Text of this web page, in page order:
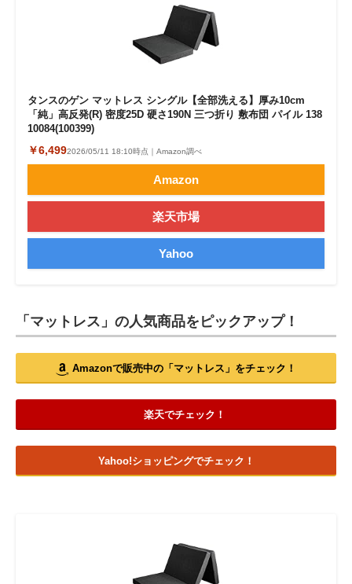
タンスのゲン マットレス シングル【全部洗える】厚み10cm
「純」高反発(R) 密度25D 硬さ190N 三つ折り 敷布団 パイル 138
10084(100399)
￥6,4992026/05/11 18:10時点｜Amazon調べ
Amazon
楽天市場
Yahoo
「マットレス」の人気商品をピックアップ！
Amazonで販売中の「マットレス」をチェック！
楽天でチェック！
Yahoo!ショッピングでチェック！